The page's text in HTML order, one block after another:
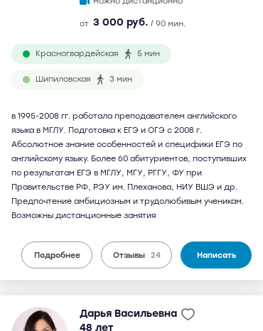
от 3 000 руб. / 90 мин.
Красногвардейская 5 мин
Шипиловская 3 мин
в 1995-2008 гг. работала преподавателем английского
языка в МГЛУ. Подготовка к ЕГЭ и ОГЭ с 2008 г.
Абсолютное знание особенностей и специфики ЕГЭ по
английскому языку. Более 60 абитуриентов, поступивших
по результатам ЕГЭ в МГЛУ, МГУ, РГГУ, ФУ при
Правительстве РФ, РЭУ им. Плеханова, НИУ ВШЭ и др.
Предпочтение амбициозным и трудолюбивым ученикам.
Возможны дистанционные занятия
Подробнее Отзывы 24 Написать
Дарья Васильевна
48 лет